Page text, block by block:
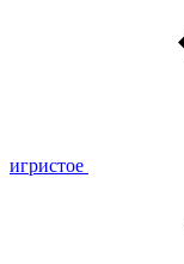
игристое